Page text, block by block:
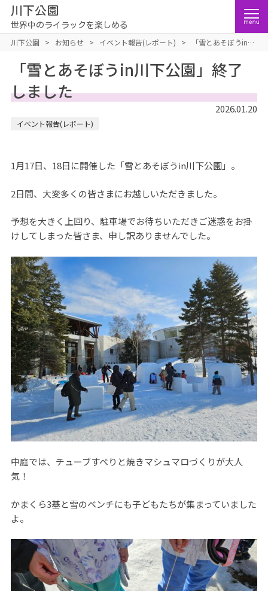
川下公園
世界中のライラックを楽しめる
川下公園 > お知らせ > イベント報告(レポート) >
「雪とあそぼうin川
「雪とあそぼうin川下公園」終了
しました
2026.01.20
イベント報告(レポート)
1月17日、18日に開催した「雪とあそぼうin川下公園」。
2日間、大変多くの皆さまにお越しいただきました。
予想を大きく上回り、駐車場でお待ちいただきご迷惑をお掛
けしてしまった皆さま、申し訳ありませんでした。
中庭では、チューブすべりと焼きマシュマロづくりが大人
気！
かまくら3基と雪のベンチにも子どもたちが集まっていました
よ。